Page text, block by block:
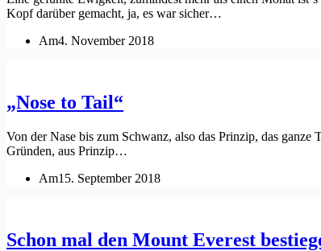
Kopf darüber gemacht, ja, es war sicher…
Am4. November 2018
„Nose to Tail“
Von der Nase bis zum Schwanz, also das Prinzip, das
Gründen, aus Prinzip…
Am15. September 2018
Schon mal den Mount Everest